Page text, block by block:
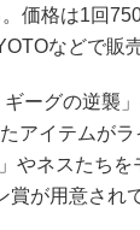
価格は1回
などで販
ーグの逆襲
アイテムが
やネスたち
が用意され